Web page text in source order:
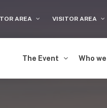
AREA VISITOR AREA
The Event Who